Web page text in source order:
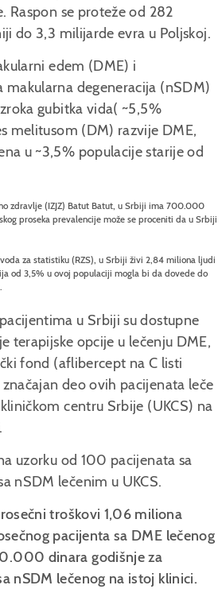
Raspon se proteže od 282
do 3,3 milijarde evra u Poljskoj.
edem (DME) i
makularna degeneracija (nSDM)
gubitka vida( ~5,5%
melitusom (DM) razvije DME,
u ~3,5% populacije starije od
zdravlje (IZJZ) Batut Batut, u Srbiji ima 700.000
proseka prevalencije može se proceniti da u Srbiji
za statistiku (RZS), u Srbiji živi 2,84 miliona ljudi
od 3,5% u ovoj populaciji mogla bi da dovede do
u Srbiji su dostupne
terapijske opcije u lečenju DME,
fond (aflibercept na C listi
deo ovih pacijenata leče
centru Srbije (UKCS) na
uzorku od 100 pacijenata sa
nSDM lečenim u UKCS.
troškovi 1,06 miliona
pacijenta sa DME lečenog
dinara godišnje za
nSDM lečenog na istoj klinici.